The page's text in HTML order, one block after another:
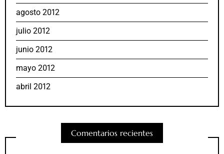
agosto 2012
julio 2012
junio 2012
mayo 2012
abril 2012
Comentarios recientes